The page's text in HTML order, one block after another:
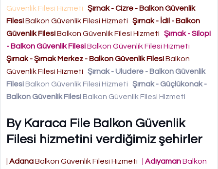
Güvenlik Filesi Hizmeti
Şırnak - Cizre - Balkon Güvenlik
FilesiBalkon Güvenlik Filesi Hizmeti
Şırnak - İdil - Balkon
Güvenlik FilesiBalkon Güvenlik Filesi Hizmeti
Şırnak - Silopi
- Balkon Güvenlik FilesiBalkon Güvenlik Filesi Hizmeti
Şırnak - Şırnak Merkez - Balkon Güvenlik FilesiBalkon
Güvenlik Filesi Hizmeti
Şırnak - Uludere - Balkon Güvenlik
FilesiBalkon Güvenlik Filesi Hizmeti
Şırnak - Güçlükonak -
Balkon Güvenlik FilesiBalkon Güvenlik Filesi Hizmeti
By Karaca File Balkon Güvenlik
Filesi hizmetini verdiğimiz şehirler
AdanaBalkon Güvenlik Filesi Hizmeti AdıyamanBalkon